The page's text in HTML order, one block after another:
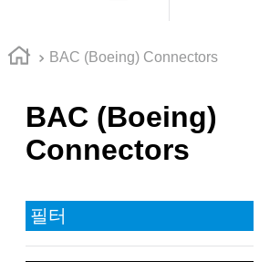
BAC (Boeing) Connectors
BAC (Boeing)
Connectors
필터